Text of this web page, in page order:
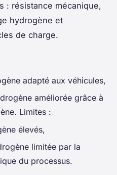
: résistance mécanique,
hydrogène et
de charge.
adapté aux véhicules,
améliorée grâce à
Limites :
élevés,
limitée par la
du processus.